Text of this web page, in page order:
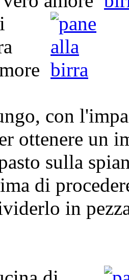
con
ottenere un
sulla
di
in